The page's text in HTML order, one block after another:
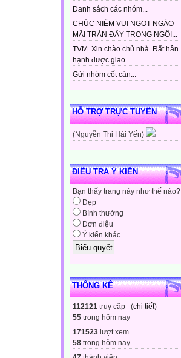
Danh sách các nhóm...
CHÚC NIỀM VUI NGỌT NGÀO
MÃI TRÀN ĐẦY TRONG NGÔI...
TVM. Xin chào chủ nhà. Rất hân
hạnh được giao...
Gửi nhóm cốt cán...
HỖ TRỢ TRỰC TUYẾN
(Nguyễn Thị Hải Yến)
ĐIỀU TRA Ý KIẾN
Bạn thấy trang này như thế nào?
Đẹp
Bình thường
Đơn điệu
Ý kiến khác
THỐNG KÊ
112121 truy cập (chi tiết)
55 trong hôm nay
171523 lượt xem
58 trong hôm nay